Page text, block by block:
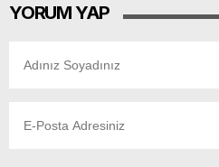
YORUM YAP